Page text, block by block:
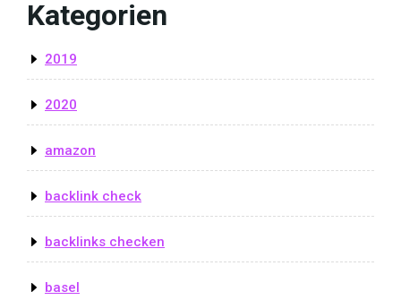
Kategorien
2019
2020
amazon
backlink check
backlinks checken
basel